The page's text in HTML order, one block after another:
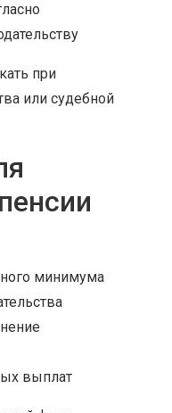
при
или судебной
минимума
выплат